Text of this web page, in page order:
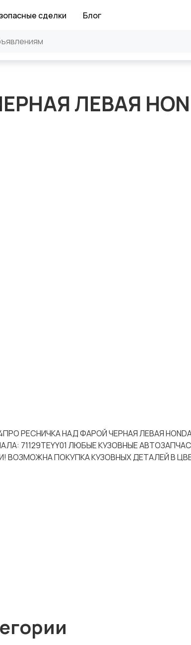
сделки Блог
ЛЕВАЯ
РЕСНИЧКА НАД ФАРОЙ ЧЕРНАЯ ЛЕВАЯ HONDA
71129TEYY01 ЛЮБЫЕ КУЗОВНЫЕ
ВОЗМОЖНА ПОКУПКА КУЗОВНЫХ ДЕТАЛЕЙ В